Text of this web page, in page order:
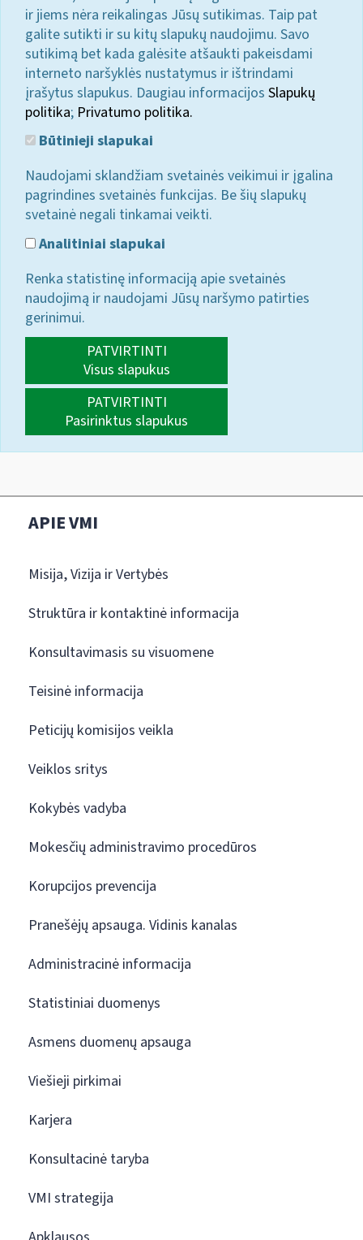
ir jiems nėra reikalingas Jūsų sutikimas. Taip pat
galite sutikti ir su kitų slapukų naudojimu. Savo
sutikimą bet kada galėsite atšaukti pakeisdami
interneto naršyklės nustatymus ir ištrindami
įrašytus slapukus. Daugiau informacijos Slapukų
politika; Privatumo politika.
Būtinieji slapukai
Naudojami sklandžiam svetainės veikimui ir įgalina
pagrindines svetainės funkcijas. Be šių slapukų
svetainė negali tinkamai veikti.
Analitiniai slapukai
Renka statistinę informaciją apie svetainės
naudojimą ir naudojami Jūsų naršymo patirties
gerinimui.
PATVIRTINTI
Visus slapukus
PATVIRTINTI
Pasirinktus slapukus
APIE VMI
Misija, Vizija ir Vertybės
Struktūra ir kontaktinė informacija
Konsultavimasis su visuomene
Teisinė informacija
Peticijų komisijos veikla
Veiklos sritys
Kokybės vadyba
Mokesčių administravimo procedūros
Korupcijos prevencija
Pranešėjų apsauga. Vidinis kanalas
Administracinė informacija
Statistiniai duomenys
Asmens duomenų apsauga
Viešieji pirkimai
Karjera
Konsultacinė taryba
VMI strategija